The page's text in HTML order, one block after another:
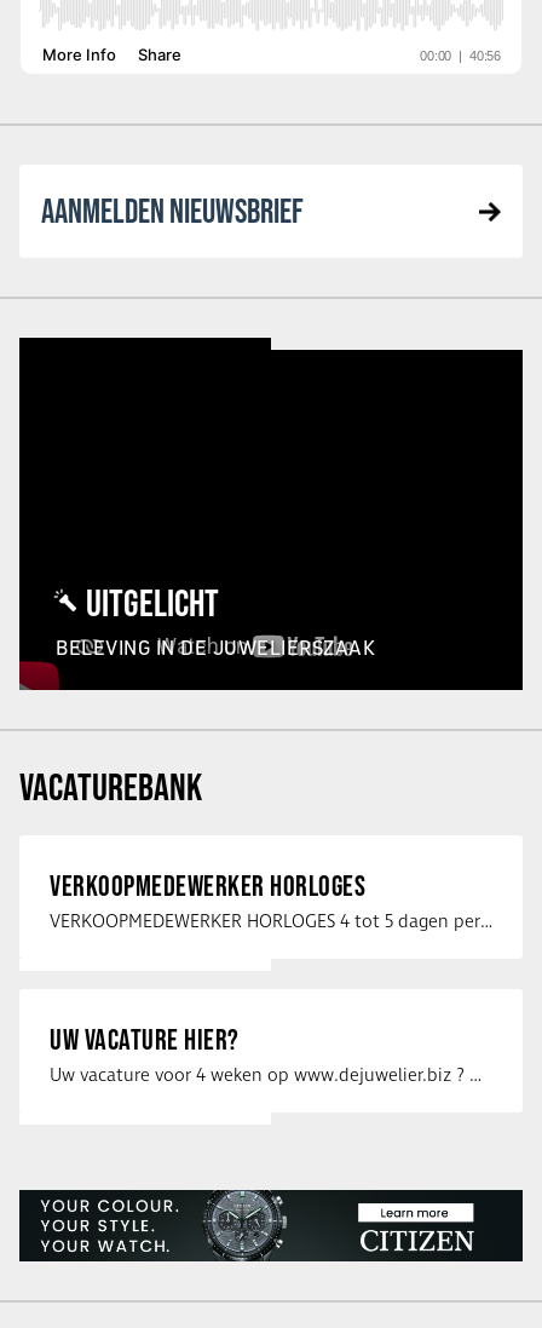
AANMELDEN NIEUWSBRIEF
UITGELICHT
BELEVING IN DE JUWELIERSZAAK
VACATUREBANK
VERKOOPMEDEWERKER HORLOGES
VERKOOPMEDEWERKER HORLOGES 4 tot 5 dagen per week Heb jij een passie voor …
UW VACATURE HIER?
Uw vacature voor 4 weken op www.dejuwelier.biz ? Neem dan contact op met …